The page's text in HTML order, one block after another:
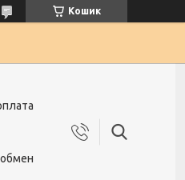
Кошик